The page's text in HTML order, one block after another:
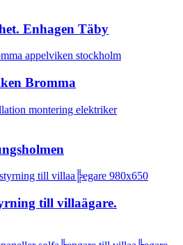
Enhagen Täby
Bromma
till villaägare.